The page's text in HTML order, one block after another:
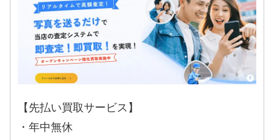
【先払い買取サービス】
・年中無休